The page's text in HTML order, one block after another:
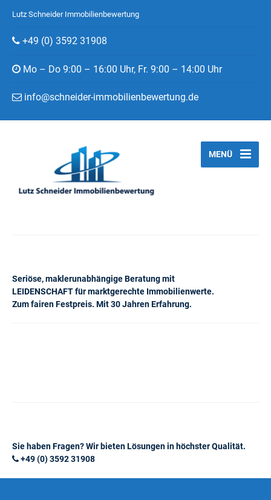
Lutz Schneider Immobilienbewertung
+49 (0) 3592 31908
Mo – Do 9:00 – 16:00 Uhr, Fr. 9:00 – 14:00 Uhr
info@schneider-immobilienbewertung.de
Seriöse, maklerunabhängige Beratung mit
LEIDENSCHAFT für marktgerechte Immobilienwerte.
Zum fairen Festpreis. Mit 30 Jahren Erfahrung.
MENÜ
Sie haben Fragen? Wir bieten Lösungen in höchster Qualität.
+49 (0) 3592 31908